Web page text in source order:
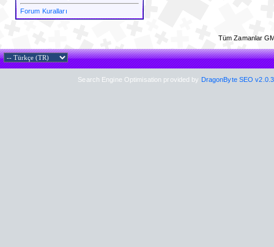
Forum Kuralları
Tüm Zamanlar
Search Engine Optimisation provided by DragonByte SEO